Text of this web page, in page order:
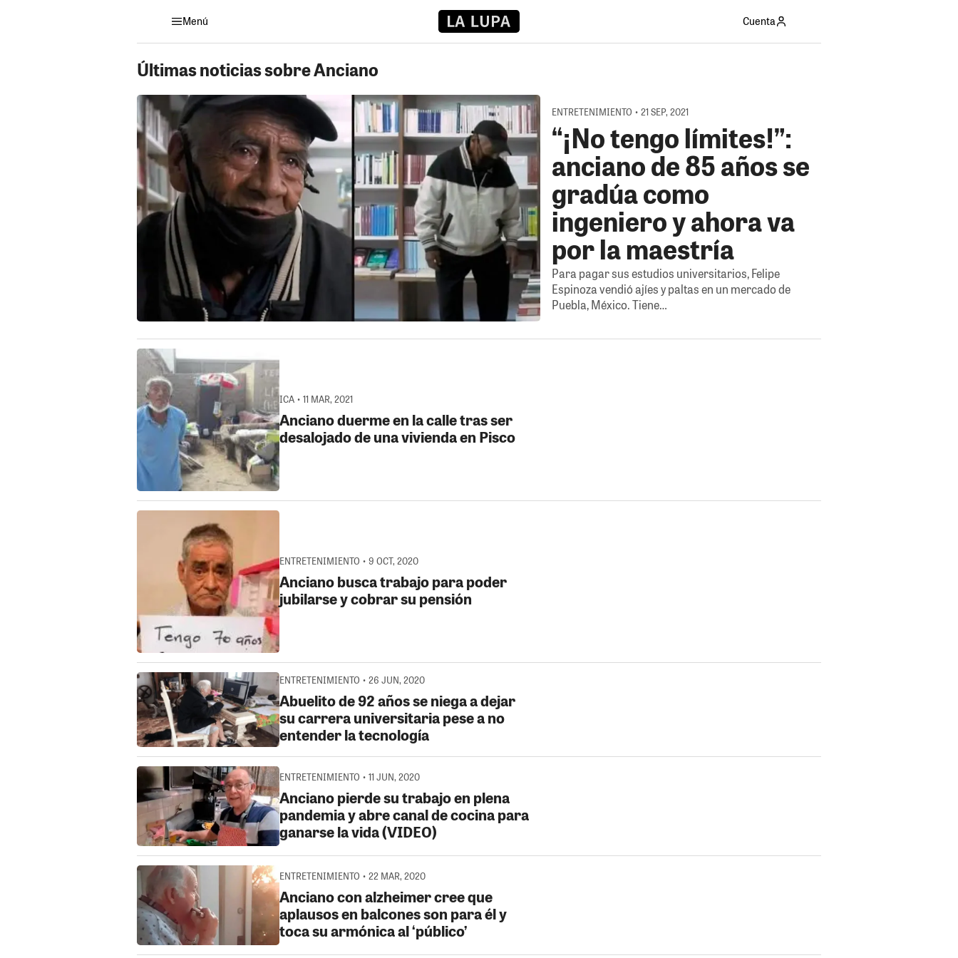
Menú Cuenta
Últimas noticias sobre Anciano
ENTRETENIMIENTO • 21 SEP, 2021
“¡No tengo límites!”:
anciano de 85 años se
gradúa como
ingeniero y ahora va
por la maestría
Para pagar sus estudios universitarios, Felipe
Espinoza vendió ajíes y paltas en un mercado de
Puebla, México. Tiene…
ICA • 11 MAR, 2021
Anciano duerme en la calle tras ser
desalojado de una vivienda en Pisco
ENTRETENIMIENTO • 9 OCT, 2020
Anciano busca trabajo para poder
jubilarse y cobrar su pensión
ENTRETENIMIENTO • 26 JUN, 2020
Abuelito de 92 años se niega a dejar
su carrera universitaria pese a no
entender la tecnología
ENTRETENIMIENTO • 11 JUN, 2020
Anciano pierde su trabajo en plena
pandemia y abre canal de cocina para
ganarse la vida (VIDEO)
ENTRETENIMIENTO • 22 MAR, 2020
Anciano con alzheimer cree que
aplausos en balcones son para él y
toca su armónica al ‘público’